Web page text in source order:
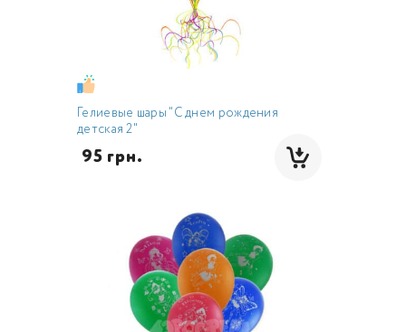
Гелиевые шары "С днем рождения
детская 2"
95 грн.